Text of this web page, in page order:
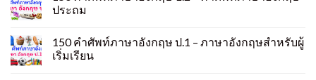
ประถม
150 คําศัพท์ภาษาอังกฤษ ป.1 – ภาษาอังกฤษสำหรับผู้
เริ่มเรียน